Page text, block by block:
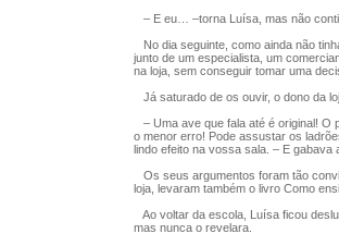
– E eu… –torna Luísa, mas não
No dia seguinte, como ainda não
junto de um especialista, um
na loja, sem conseguir tomar uma
Já saturado de os ouvir, o dono da
– Uma ave que fala até é original! O
o menor erro! Pode assustar os
lindo efeito na vossa sala. – E gabava
Os seus argumentos foram tão
loja, levaram também o livro Como
Ao voltar da escola, Luísa ficou
mas nunca o revelara.